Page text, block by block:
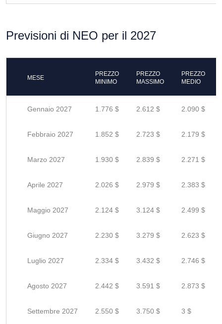
Previsioni di NEO per il 2027
MESE
PREZZO
MINIMO
PREZZO
MASSIMO
PREZZO
MEDIO
Gennaio 2027 1.776 $ 2.612 $ 2.090 $
Febbraio 2027 1.852 $ 2.723 $ 2.179 $
Marzo 2027 1.930 $ 2.839 $ 2.271 $
Aprile 2027 2.026 $ 2.979 $ 2.383 $
Maggio 2027 2.124 $ 3.124 $ 2.499 $
Giugno 2027 2.230 $ 3.279 $ 2.623 $
Luglio 2027 2.334 $ 3.432 $ 2.746 $
Agosto 2027 2.442 $ 3.591 $ 2.873 $
Settembre 2027 2.550 $ 3.750 $ 3 $